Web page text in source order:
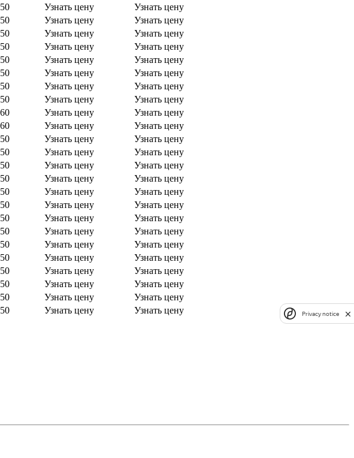
Узнать цену
Узнать цену
Узнать цену
Узнать цену
Узнать цену
Узнать цену
Узнать цену
Узнать цену
Узнать цену
Узнать цену
Узнать цену
Узнать цену
Узнать цену
Узнать цену
Узнать цену
Узнать цену
Узнать цену
Узнать цену
Узнать цену
Узнать цену
Узнать цену
Узнать цену
Узнать цену
Узнать цену
Узнать цену
Узнать цену
Узнать цену
Узнать цену
Узнать цену
Узнать цену
Узнать цену
Узнать цену
Узнать цену
Узнать цену
Узнать цену
Узнать цену
Узнать цену
Узнать цену
Узнать цену
Узнать цену
Узнать цену
Узнать цену
Узнать цену
Узнать цену
Узнать цену
Узнать цену
Узнать цену Узнать цену Privacy notice